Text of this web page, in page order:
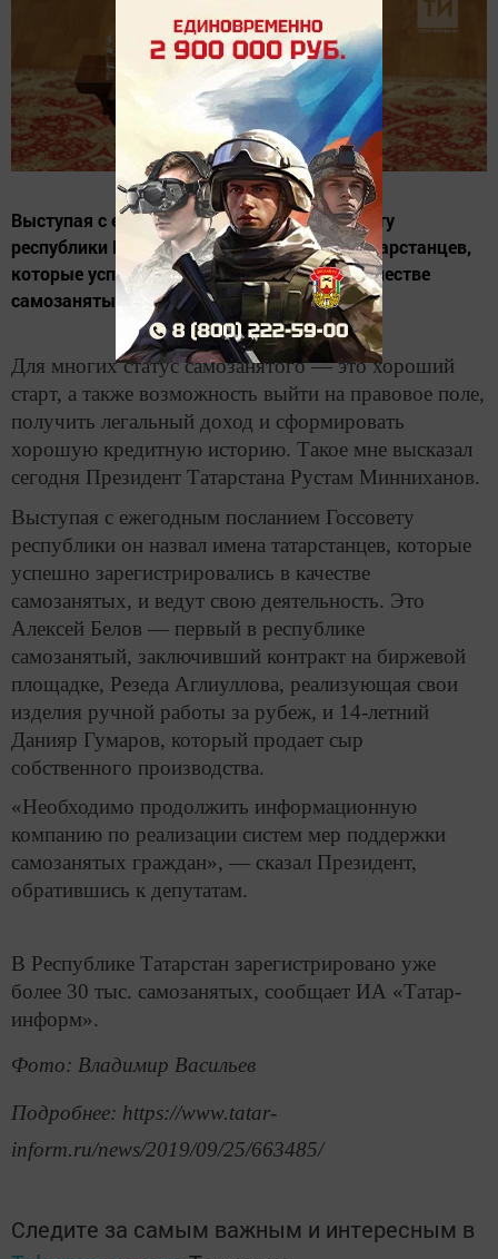
Выступая с ежегодным посланием Госсовету
республики Президент РТ назвал имена татарстанцев,
которые успешно зарегистрировались в качестве
самозанятых.
Для многих статус самозанятого — это хороший
старт, а также возможность выйти на правовое поле,
получить легальный доход и сформировать
хорошую кредитную историю. Такое мне высказал
сегодня Президент Татарстана Рустам Минниханов.
Выступая с ежегодным посланием Госсовету
республики он назвал имена татарстанцев, которые
успешно зарегистрировались в качестве
самозанятых, и ведут свою деятельность. Это
Алексей Белов — первый в республике
самозанятый, заключивший контракт на биржевой
площадке, Резеда Аглиуллова, реализующая свои
изделия ручной работы за рубеж, и 14-летний
Данияр Гумаров, который продает сыр
собственного производства.
«Необходимо продолжить информационную
компанию по реализации систем мер поддержки
самозанятых граждан», — сказал Президент,
обратившись к депутатам.
В Республике Татарстан зарегистрировано уже
более 30 тыс. самозанятых, сообщает ИА «Татар-
информ».
Фото: Владимир Васильев
Подробнее: https://www.tatar-
inform.ru/news/2019/09/25/663485/
Следите за самым важным и интересным в